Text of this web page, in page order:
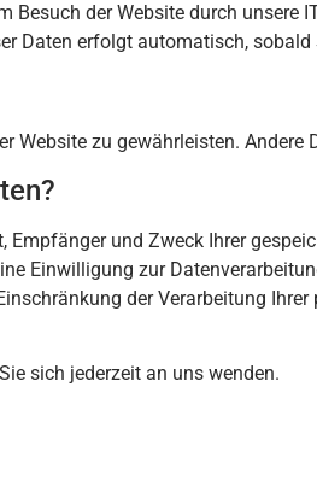
der Website durch unsere
Daten erfolgt automatisch, sobald
Website zu gewährleisten.
und Zweck Ihrer
Einwilligung zur
der Verarbeitung
sich jederzeit an uns wenden.